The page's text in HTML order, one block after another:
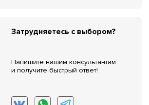
Затрудняетесь с выбором?
Напишите нашим консультантам
и получите быстрый ответ!